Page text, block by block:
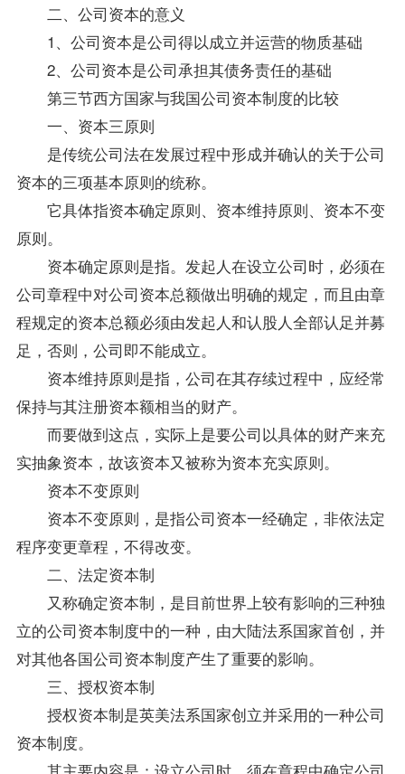
二、公司资本的意义
1、公司资本是公司得以成立并运营的物质基础
2、公司资本是公司承担其债务责任的基础
第三节西方国家与我国公司资本制度的比较
一、资本三原则
是传统公司法在发展过程中形成并确认的关于公司
资本的三项基本原则的统称。
它具体指资本确定原则、资本维持原则、资本不变
原则。
资本确定原则是指。发起人在设立公司时，必须在
公司章程中对公司资本总额做出明确的规定，而且由章
程规定的资本总额必须由发起人和认股人全部认足并募
足，否则，公司即不能成立。
资本维持原则是指，公司在其存续过程中，应经常
保持与其注册资本额相当的财产。
而要做到这点，实际上是要公司以具体的财产来充
实抽象资本，故该资本又被称为资本充实原则。
资本不变原则
资本不变原则，是指公司资本一经确定，非依法定
程序变更章程，不得改变。
二、法定资本制
又称确定资本制，是目前世界上较有影响的三种独
立的公司资本制度中的一种，由大陆法系国家首创，并
对其他各国公司资本制度产生了重要的影响。
三、授权资本制
授权资本制是英美法系国家创立并采用的一种公司
资本制度。